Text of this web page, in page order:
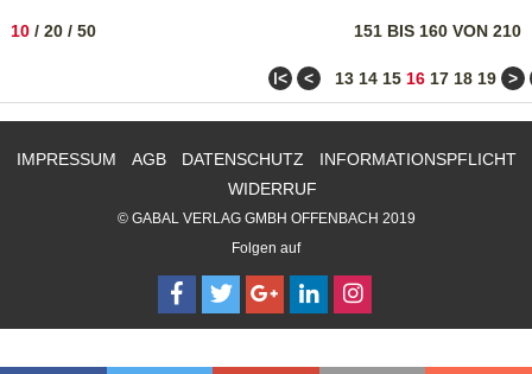
151 BIS 160 VON 210
10 / 20 / 50
ǀ< < 13 14 15 16 17 18 19 >
IMPRESSUM AGB DATENSCHUTZ
INFORMATIONSPFLICHT
WIDERRUF
© GABAL VERLAG GMBH OFFENBACH 2019
Folgen auf